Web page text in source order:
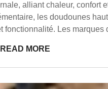
alliant chaleur, confort
les doudounes
fonctionnalité. Les marques
READ MORE